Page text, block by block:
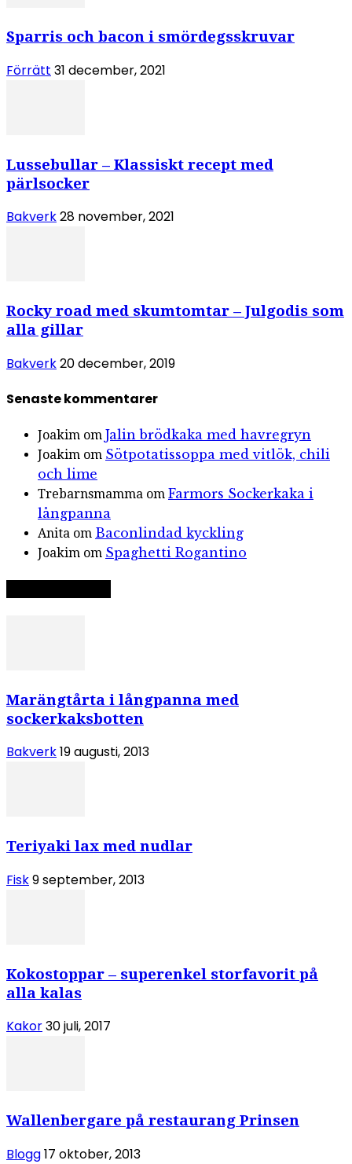
Sparris och bacon i smördegsskruvar
Förrätt 31 december, 2021
Lussebullar – Klassiskt recept med
pärlsocker
Bakverk28 november, 2021
Rocky road med skumtomtar – Julgodis som
alla gillar
Bakverk20 december, 2019
Senaste kommentarer
Joakim om Jalin brödkaka med havregryn
Joakim om Sötpotatissoppa med vitlök, chili
och lime
Trebarnsmamma om Farmors Sockerkaka i
långpanna
Anita om Baconlindad kyckling
Joakim om Spaghetti Rogantino
Marängtårta i långpanna med
sockerkaksbotten
Bakverk19 augusti, 2013
Teriyaki lax med nudlar
Fisk9 september, 2013
Kokostoppar – superenkel storfavorit på
alla kalas
Kakor30 juli, 2017
Wallenbergare på restaurang Prinsen
Blogg17 oktober, 2013